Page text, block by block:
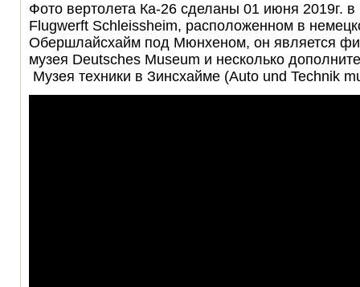
Фото вертолета Ка-26 сделаны 01 июня 2019г.
Flugwerft Schleissheim, расположенном в
Обершлайсхайм под Мюнхеном, он является
музея Deutsches Museum и несколько
Музея техники в Зинсхайме (Auto und Technik